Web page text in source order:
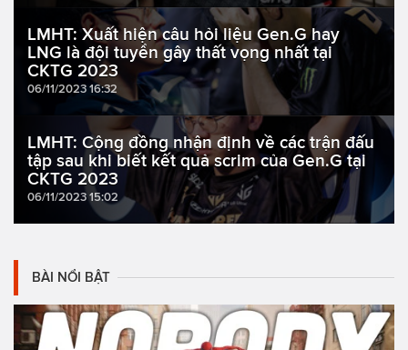
LMHT: Xuất hiện câu hỏi liệu Gen.G hay
LNG là đội tuyển gây thất vọng nhất tại
CKTG 2023
06/11/2023 16:32
LMHT: Cộng đồng nhận định về các trận đấu
tập sau khi biết kết quả scrim của Gen.G tại
CKTG 2023
06/11/2023 15:02
BÀI NỔI BẬT